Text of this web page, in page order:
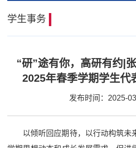
学生事务
“研”途有你，高研有约|
2025年春季学期学生代
发布时间：2025-
以倾听回应期待，以行动构筑未